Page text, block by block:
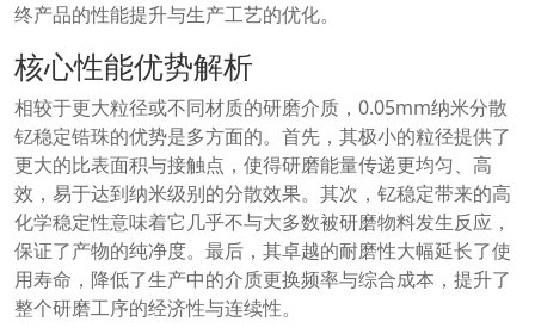
终产品的性能提升与生产工艺的优化。
核心性能优势解析
相较于更大粒径或不同材质的研磨介质，0.05mm纳米分散
钇稳定锆珠的优势是多方面的。首先，其极小的粒径提供了
更大的比表面积与接触点，使得研磨能量传递更均匀、高
效，易于达到纳米级别的分散效果。其次，钇稳定带来的高
化学稳定性意味着它几乎不与大多数被研磨物料发生反应，
保证了产物的纯净度。最后，其卓越的耐磨性大幅延长了使
用寿命，降低了生产中的介质更换频率与综合成本，提升了
整个研磨工序的经济性与连续性。